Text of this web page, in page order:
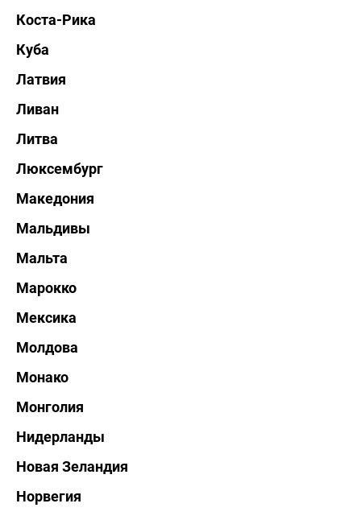
Коста-Рика
Куба
Латвия
Ливан
Литва
Люксембург
Македония
Мальдивы
Мальта
Марокко
Мексика
Молдова
Монако
Монголия
Нидерланды
Новая Зеландия
Норвегия